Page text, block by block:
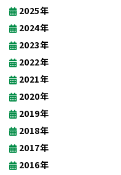
2025年
2024年
2023年
2022年
2021年
2020年
2019年
2018年
2017年
2016年